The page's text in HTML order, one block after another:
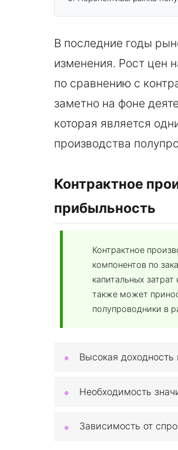
В последние годы
изменения. Рост цен
по сравнению с
заметно на фоне
которая является
производства
Контрактное
прибыльность
Контрактное
компонентов по
капитальных
также может
полупроводники в
Высокая
Необходимость
Зависимость от